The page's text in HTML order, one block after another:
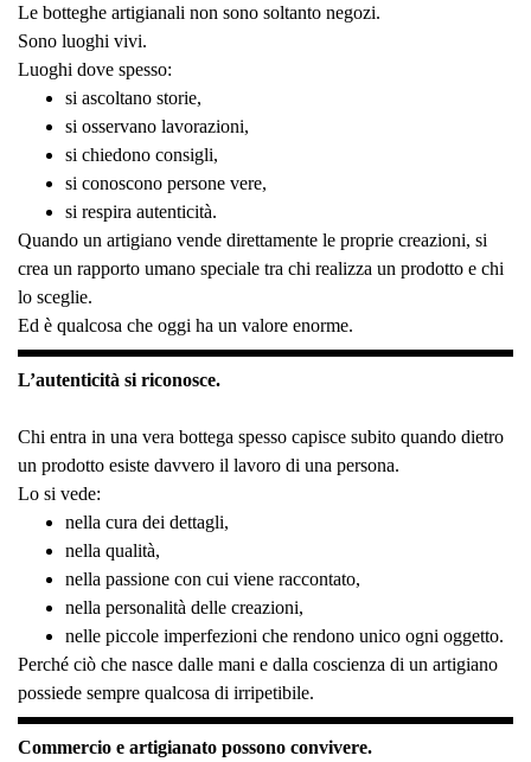
Le botteghe artigianali non sono soltanto negozi.
Sono luoghi vivi.
Luoghi dove spesso:
si ascoltano storie,
si osservano lavorazioni,
si chiedono consigli,
si conoscono persone vere,
si respira autenticità.
Quando un artigiano vende direttamente le proprie creazioni, si
crea un rapporto umano speciale tra chi realizza un prodotto e chi
lo sceglie.
Ed è qualcosa che oggi ha un valore enorme.
L’autenticità si riconosce.
Chi entra in una vera bottega spesso capisce subito quando dietro
un prodotto esiste davvero il lavoro di una persona.
Lo si vede:
nella cura dei dettagli,
nella qualità,
nella passione con cui viene raccontato,
nella personalità delle creazioni,
nelle piccole imperfezioni che rendono unico ogni oggetto.
Perché ciò che nasce dalle mani e dalla coscienza di un artigiano
possiede sempre qualcosa di irripetibile.
Commercio e artigianato possono convivere.